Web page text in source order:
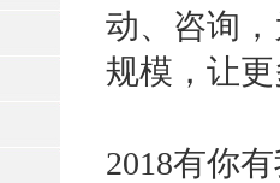
动、咨询
规模，让
2018有你